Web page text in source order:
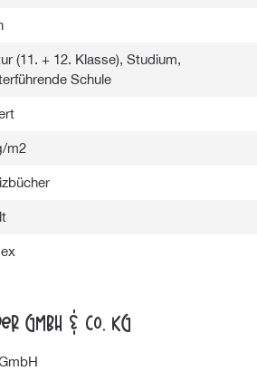
(11. + 12. Klasse), Studium,
Schule
m2
GmbH & Co. KG